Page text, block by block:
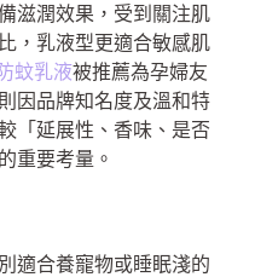
滋潤效果，受到關注肌
，乳液型更適合敏感肌
蚊乳液被推薦為孕婦友
因品牌知名度及溫和特
「延展性、香味、是否
重要考量。
適合養寵物或睡眠淺的